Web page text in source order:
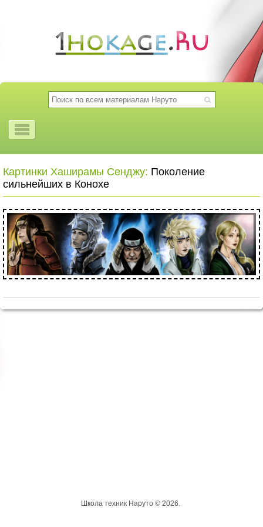
Картинки Хаширамы Сенджу: Поколение
сильнейших в Конохе
Школа техник Наруто © 2026.